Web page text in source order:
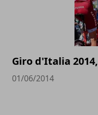
Giro d'Italia
01/06/2014